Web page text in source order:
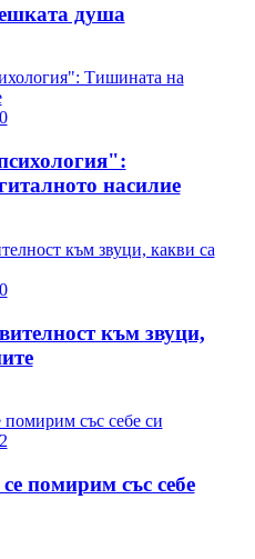
душа
насилие
към звуци,
помирим със себе